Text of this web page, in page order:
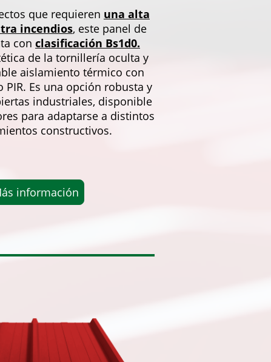
que requieren una alta
incendios, este panel de
con clasificación Bs1d0.
de la tornillería oculta y
aislamiento térmico con
PIR. Es una opción robusta y
industriales, disponible
para adaptarse a distintos
constructivos.
información